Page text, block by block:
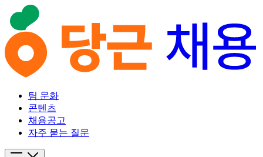
팀 문화
콘텐츠
채용공고
자주 묻는 질문